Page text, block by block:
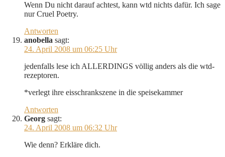
Wenn Du nicht darauf achtest, kann wtd nichts dafür. Ich sage
nur Cruel Poetry.
Antworten
anobella sagt:
24. April 2008 um 06:25 Uhr
jedenfalls lese ich ALLERDINGS völlig anders als die wtd-
rezeptoren.
*verlegt ihre eisschrankszene in die speisekammer
Antworten
Georg sagt:
24. April 2008 um 06:32 Uhr
Wie denn? Erkläre dich.